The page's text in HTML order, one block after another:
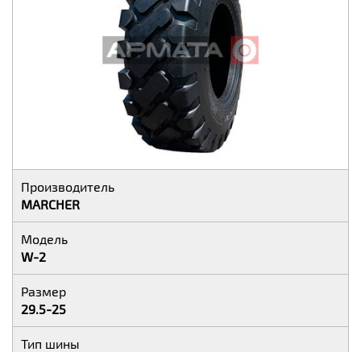
Производитель
MARCHER
Модель
W-2
Размер
29.5-25
Тип шины